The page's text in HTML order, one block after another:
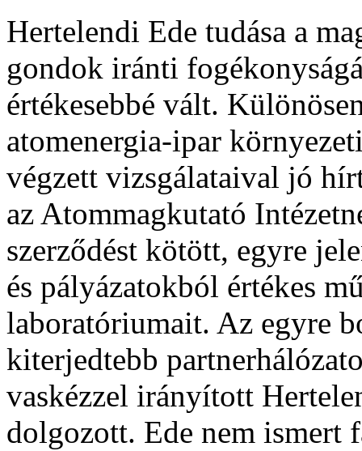
Hertelendi Ede tudása a
gondok iránti
értékesebbé vált.
atomenergia-ipar
végzett vizsgálataival jó
az Atommagkutató
szerződést kötött, egyre
és pályázatokból értékes
laboratóriumait. Az egyre
kiterjedtebb
vaskézzel irányított
dolgozott. Ede nem ismert